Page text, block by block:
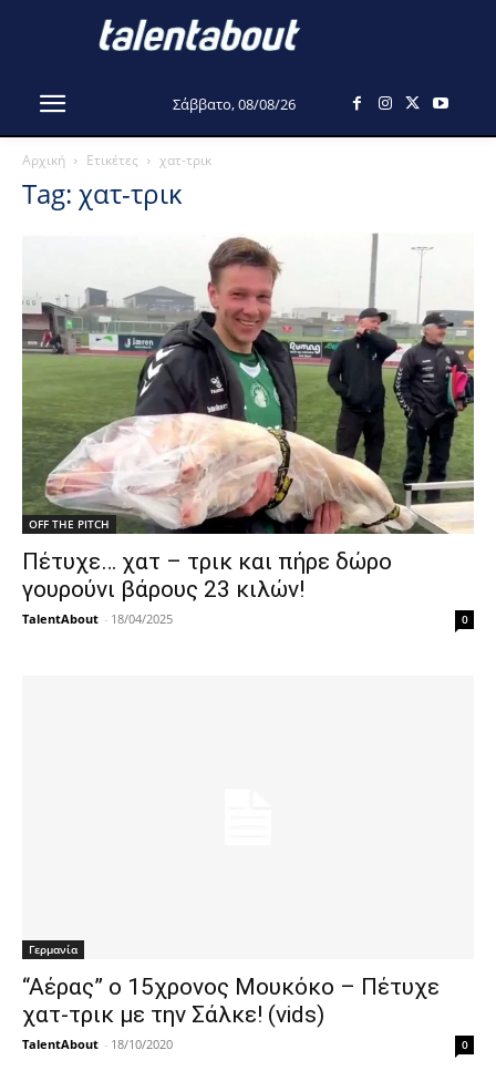
Σάββατο, 08/08/26
Αρχική Ετικέτες χατ-τρικ
Tag: χατ-τρικ
OFF THE PITCH
Πέτυχε… χατ – τρικ και πήρε δώρο
γουρούνι βάρους 23 κιλών!
TalentAbout - 18/04/2025 0
Γερμανία
“Αέρας” ο 15χρονος Μουκόκο – Πέτυχε
χατ-τρικ με την Σάλκε! (vids)
TalentAbout - 18/10/2020 0